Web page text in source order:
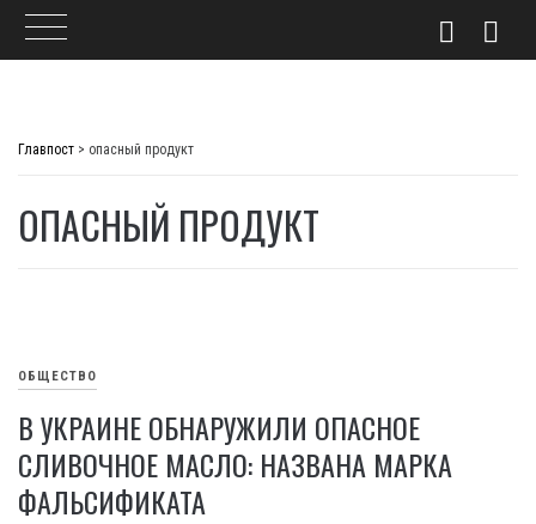
Главпост > опасный продукт
ОПАСНЫЙ ПРОДУКТ
ОБЩЕСТВО
В УКРАИНЕ ОБНАРУЖИЛИ ОПАСНОЕ
СЛИВОЧНОЕ МАСЛО: НАЗВАНА МАРКА
ФАЛЬСИФИКАТА